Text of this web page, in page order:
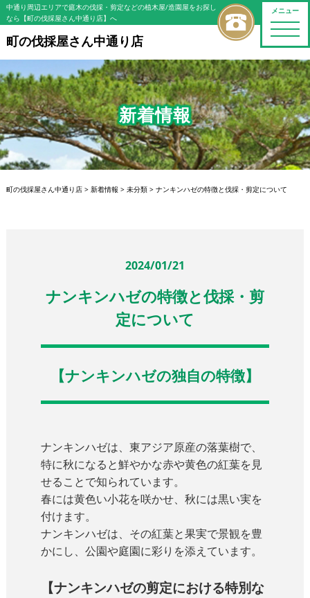
メニュー
toggle
中通り周辺エリアで庭木の伐採・剪定などの植木屋/造園屋をお探し
なら【町の伐採屋さん中通り店】へ
町の伐採屋さん中通り店
新着情報
町の伐採屋さん中通り店> 新着情報 > 未分類> ナンキンハゼの特徴と伐採・剪定について
2024/01/21
ナンキンハゼの特徴と伐採・剪
定について
【ナンキンハゼの独自の特徴】
ナンキンハゼは、東アジア原産の落葉樹で、
特に秋になると鮮やかな赤や黄色の紅葉を見
せることで知られています。
春には黄色い小花を咲かせ、秋には黒い実を
付けます。
ナンキンハゼは、その紅葉と果実で景観を豊
かにし、公園や庭園に彩りを添えています。
【ナンキンハゼの剪定における特別な